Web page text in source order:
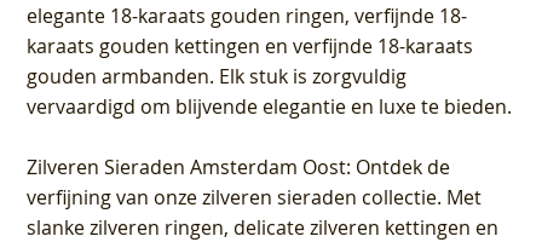
elegante 18-karaats gouden ringen, verfijnde 18-
karaats gouden kettingen en verfijnde 18-karaats
gouden armbanden. Elk stuk is zorgvuldig
vervaardigd om blijvende elegantie en luxe te bieden.
Zilveren Sieraden Amsterdam Oost: Ontdek de
verfijning van onze zilveren sieraden collectie. Met
slanke zilveren ringen, delicate zilveren kettingen en